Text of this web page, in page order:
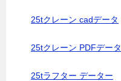
25tクレーン cadデータ
25tクレーン PDFデータ
25tラフター データー